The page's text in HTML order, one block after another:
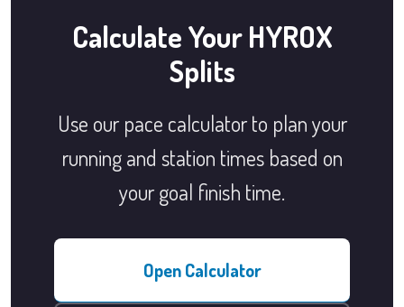
Calculate Your HYROX
Splits
Use our pace calculator to plan your
running and station times based on
your goal finish time.
Open Calculator